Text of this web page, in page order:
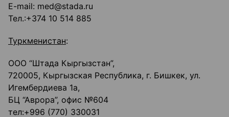
E-mail: med@stada.ru
Тел.:+374 10 514 885
Туркменистан:
ООО “Штада Кыргызстан”,
720005, Кыргызская Республика, г. Бишкек, ул.
Игембердиева 1а,
БЦ “Аврора”, офис №604
тел:+996 (770) 330031